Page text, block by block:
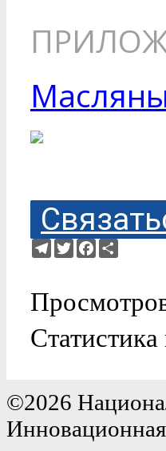
Telegram
TwitterFacebook
©2026